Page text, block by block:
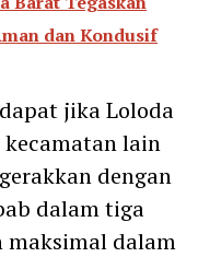
dan Kondusif
jika Loloda
lain
dengan
dalam tiga
dalam